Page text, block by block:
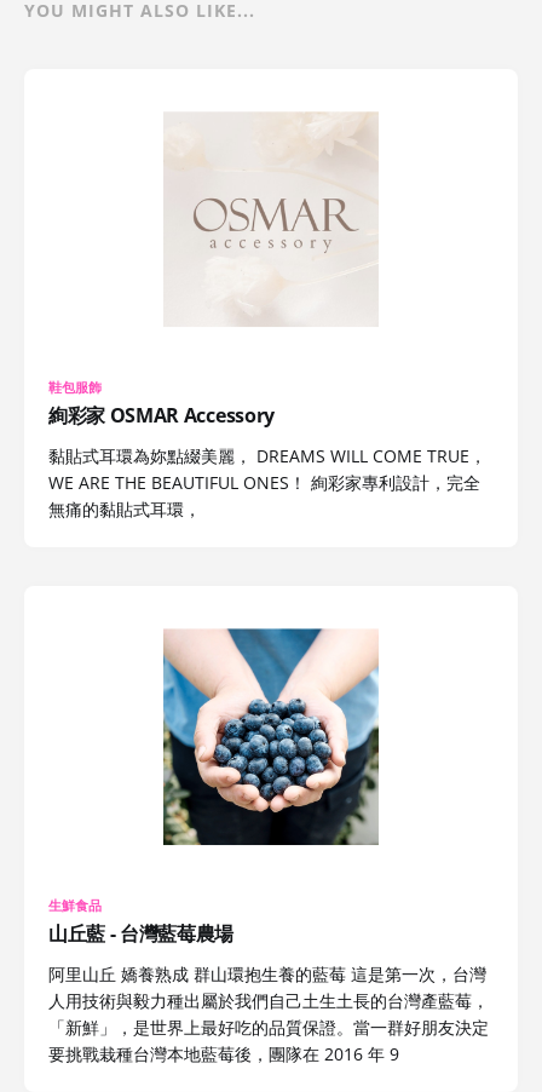
YOU MIGHT ALSO LIKE...
鞋包服飾
絢彩家 OSMAR Accessory
黏貼式耳環為妳點綴美麗， DREAMS WILL COME TRUE，
WE ARE THE BEAUTIFUL ONES！ 絢彩家專利設計，完全
無痛的黏貼式耳環，
生鮮食品
山丘藍 - 台灣藍莓農場
阿里山丘 嬌養熟成 群山環抱生養的藍莓 這是第一次，台灣
人用技術與毅力種出屬於我們自己土生土長的台灣產藍莓，
「新鮮」，是世界上最好吃的品質保證。當一群好朋友決定
要挑戰栽種台灣本地藍莓後，團隊在 2016 年 9